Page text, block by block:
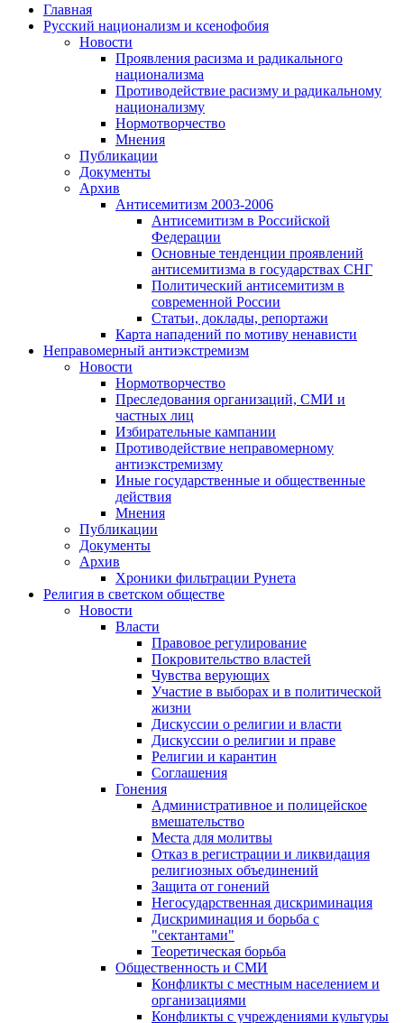
Главная
Русский национализм и ксенофобия
Новости
Проявления расизма и радикального
национализма
Противодействие расизму и радикальному
национализму
Нормотворчество
Мнения
Публикации
Документы
Архив
Антисемитизм 2003-2006
Антисемитизм в Российской
Федерации
Основные тенденции проявлений
антисемитизма в государствах СНГ
Политический антисемитизм в
современной России
Статьи, доклады, репортажи
Карта нападений по мотиву ненависти
Неправомерный антиэкстремизм
Новости
Нормотворчество
Преследования организаций, СМИ и
частных лиц
Избирательные кампании
Противодействие неправомерному
антиэкстремизму
Иные государственные и общественные
действия
Мнения
Публикации
Документы
Архив
Хроники фильтрации Рунета
Религия в светском обществе
Новости
Власти
Правовое регулирование
Покровительство властей
Чувства верующих
Участие в выборах и в политической
жизни
Дискуссии о религии и власти
Дискуссии о религии и праве
Религии и карантин
Соглашения
Гонения
Административное и полицейское
вмешательство
Места для молитвы
Отказ в регистрации и ликвидация
религиозных объединений
Защита от гонений
Негосударственная дискриминация
Дискриминация и борьба с
"сектантами"
Теоретическая борьба
Общественность и СМИ
Конфликты с местным населением и
организациями
Конфликты с учреждениями культуры